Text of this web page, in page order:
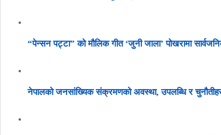
“पेन्सन पट्टा” को मौलिक गीत ‘जुनी जाला’ पोखरामा
नेपालको जनसांख्यिक संक्रमणको अवस्था, उपलब्धि र